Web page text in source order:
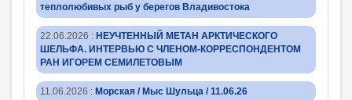
теплолюбивых рыб у берегов Владивостока
22.06.2026 : НЕУЧТЕННЫЙ МЕТАН АРКТИЧЕСКОГО
ШЕЛЬФА. ИНТЕРВЬЮ С ЧЛЕНОМ-КОРРЕСПОНДЕНТОМ
РАН ИГОРЕМ СЕМИЛЕТОВЫМ
11.06.2026 : Морская / Мыс Шульца / 11.06.26